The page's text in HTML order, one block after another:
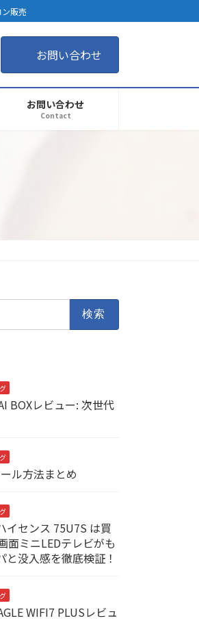
販売
お問い合わせ
お問い合わせ
Contact
BOXレビュー: 次世代
ル方法まとめ
イセンス 75U7S は買
面ミニLEDテレビがも
と没入感を徹底検証！
WIFI7 PLUSレビュ